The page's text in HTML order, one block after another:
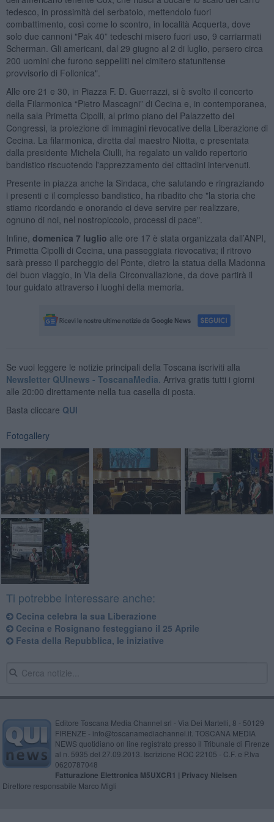
tedesco, in prossimità del serbatoio, mettendolo fuori
combattimento, così come lo scontro, in località Acquerta, dove
solo due cannoni "Pak 40” tedeschi misero fuori uso, 9 carriarmati
Scherman. Gli americani, dal 29 giugno al 2 di luglio, persero circa
200 uomini che furono seppelliti nel cimitero statunitense
provvisorio di Follonica".
Alle ore 21 e 30, in Piazza F. D. Guerrazzi, si è svolto il concerto
della Filarmonica “Pietro Mascagni” di Cecina e, in contemporanea,
nella sala Primetta Cipolli, al primo piano del Palazzetto dei
Congressi, la proiezione di immagini rievocative della Liberazione di
Cecina. La filarmonica, diretta dal maestro Niotta, e presentata
dalla presidente Michela Ciulli, ha regalato un valido repertorio
bandistico riscuotendo l'apprezzamento dei cittadini intervenuti.
Presente in piazza anche la Sindaca, che salutando e ringraziando
i presenti e il complesso bandistico, ha ribadito che "la storia che
stiamo ricordando e onorando ci deve servire per realizzare,
ognuno di noi, nel nostropiccolo, processi di pace".
Infine, domenica 7 luglio alle ore 17 è stata organizzata dall’ANPI,
Primetta Cipolli di Cecina, una passeggiata rievocativa; il ritrovo
sarà presso il parcheggio del Ponte, dietro la statua della Madonna
del buon viaggio, in Via della Circonvallazione, da dove partirà il
tour guidato attraverso i luoghi della memoria.
Se vuoi leggere le notizie principali della Toscana iscriviti alla
Newsletter QUInews - ToscanaMedia. Arriva gratis tutti i giorni
alle 20:00 direttamente nella tua casella di posta.
Basta cliccare QUI
Fotogallery
Ti potrebbe interessare anche:
Cecina celebra la sua Liberazione
Cecina e Rosignano festeggiano il 25 Aprile
Festa della Repubblica, le iniziative
Editore Toscana Media Channel srl - Via Dei Martelli, 8 - 50129
FIRENZE - info@toscanamediachannel.it. TOSCANA MEDIA
NEWS quotidiano on line registrato presso il Tribunale di Firenze
al n. 5935 del 27.09.2013. Iscrizione ROC 22105 - C.F. e P.Iva
0620787048
Fatturazione Elettronica M5UXCR1 | Privacy Nielsen
Direttore responsabile Marco Migli